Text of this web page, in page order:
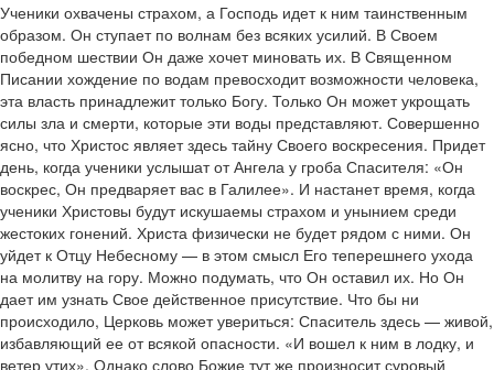
Ученики охвачены страхом, а Господь идет к ним таинственным
образом. Он ступает по волнам без всяких усилий. В Своем
победном шествии Он даже хочет миновать их. В Священном
Писании хождение по водам превосходит возможности человека,
эта власть принадлежит только Богу. Только Он может укрощать
силы зла и смерти, которые эти воды представляют. Совершенно
ясно, что Христос являет здесь тайну Своего воскресения. Придет
день, когда ученики услышат от Ангела у гроба Спасителя: «Он
воскрес, Он предваряет вас в Галилее». И настанет время, когда
ученики Христовы будут искушаемы страхом и унынием среди
жестоких гонений. Христа физически не будет рядом с ними. Он
уйдет к Отцу Небесному — в этом смысл Его теперешнего ухода
на молитву на гору. Можно подумать, что Он оставил их. Но Он
дает им узнать Свое действенное присутствие. Что бы ни
происходило, Церковь может увериться: Спаситель здесь — живой,
избавляющий ее от всякой опасности. «И вошел к ним в лодку, и
ветер утих». Однако слово Божие тут же произносит суровый